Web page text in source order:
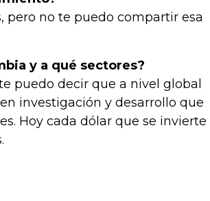
pero no te puedo compartir esa
y a qué sectores?
puedo decir que a nivel global
investigación y desarrollo que
Hoy cada dólar que se invierte